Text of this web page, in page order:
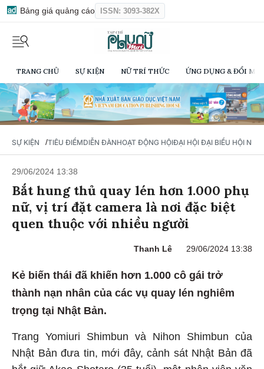
Bảng giá quảng cáo ISSN: 3093-382X
TRANG CHỦ SỰ KIỆN NỮ TRÍ THỨC ỨNG DỤNG & ĐỔI
SỰ KIỆN / TIÊU ĐIỂMDIỄN ĐÀNHOẠT ĐỘNG HỘIĐẠI HỘI ĐẠI BIỂU HỘI NỮ
29/06/2024 13:38
Bắt hung thủ quay lén hơn 1.000 phụ
nữ, vị trí đặt camera là nơi đặc biệt
quen thuộc với nhiều người
Thanh Lê 29/06/2024 13:38
Kẻ biến thái đã khiến hơn 1.000 cô gái trở
thành nạn nhân của các vụ quay lén nghiêm
trọng tại Nhật Bản.
Trang Yomiuri Shimbun và Nihon Shimbun của
Nhật Bản đưa tin, mới đây, cảnh sát Nhật Bản đã